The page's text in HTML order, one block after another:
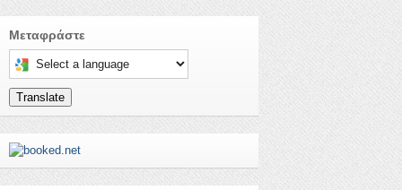
Μεταφράστε
Select a language to translate this page
Translate